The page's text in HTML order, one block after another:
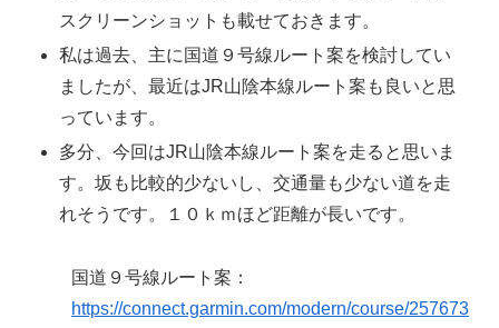
スクリーンショットも載せておきます。
私は過去、主に国道９号線ルート案を検討してい
ましたが、最近はJR山陰本線ルート案も良いと思
っています。
多分、今回はJR山陰本線ルート案を走ると思いま
す。坂も比較的少ないし、交通量も少ない道を走
れそうです。１０ｋｍほど距離が長いです。
国道９号線ルート案：
https://connect.garmin.com/modern/course/257673